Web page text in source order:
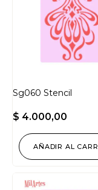
Sg060 Stencil
$ 4.000,00
AÑADIR AL